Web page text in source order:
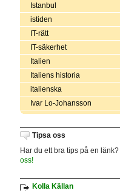
Istanbul
istiden
IT-rätt
IT-säkerhet
Italien
Italiens historia
italienska
Ivar Lo-Johansson
Tipsa oss
Har du ett bra tips på en länk?
oss!
Kolla Källan